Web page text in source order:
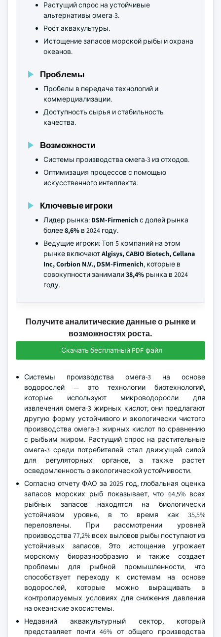
Растущий спрос на устойчивые
альтернативы омега-3.
Рост аквакультуры.
Истощение запасов морской рыбы и охрана
океанов.
Проблемы
Пробелы в передаче технологий и
коммерциализации.
Доступность сырья и стабильность
качества.
Возможности
Системы производства омега-3 из отходов.
Оптимизация процессов с помощью
искусственного интеллекта.
Ключевые игроки
Лидер рынка: DSM-Firmenich с долей рынка
более8,6% в 2024 году.
Ведущие игроки: Топ-5 компаний на этом
рынке включаютAlgisys, CABIO Biotech, Cellana
Inc, Corbion N.V., DSM-Firmenich, которые в
совокупности занимали38,4% рынка в 2024
году.
Получите аналитические данные о рынке и
возможностях роста.
Скачать бесплатный PDF-файл
Системы производства омега-3 на основе
водорослей — это технологии биотехнологий,
которые используют микроводоросли для
извлечения омега-3 жирных кислот; они предлагают
другую форму устойчивого и экологически чистого
производства омега-3 жирных кислот по сравнению
с рыбьим жиром. Растущий спрос на растительные
омега-3 среди потребителей стал движущей силой
для регуляторных органов, а также растет
осведомленность о экологической устойчивости.
Согласно отчету ФАО за 2025 год, глобальная оценка
запасов морских рыб показывает, что 64,5% всех
рыбных запасов находятся на биологически
устойчивом уровне, в то время как 35,5%
переловлены. При рассмотрении уровней
производства 77,2% всех выловов рыбы поступают из
устойчивых запасов. Это истощение угрожает
морскому биоразнообразию и также создает
проблемы для рыбной промышленности, что
способствует переходу к системам на основе
водорослей, которые можно выращивать в
контролируемых условиях для снижения давления
на океанские экосистемы.
Недавний аквакультурный сектор, который
представляет почти 46% от общего производства